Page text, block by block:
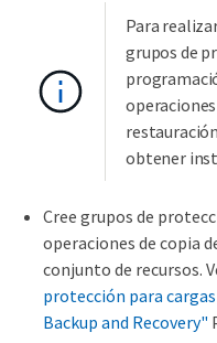
Para
grupos de
obtener
Cree grupos de
operaciones de copia
conjunto de recursos.
protección para
Backup and Recovery"